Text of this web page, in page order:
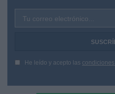
Tu correo electrónico...
He leído y acepto las